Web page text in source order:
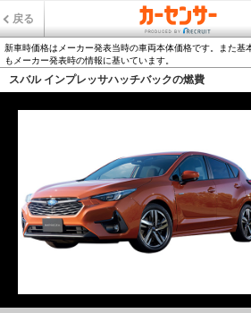
戻る
新車時価格はメーカー発表当時の車両本体価格です。また基
もメーカー発表時の情報に基いています。
スバル インプレッサハッチバックの燃費